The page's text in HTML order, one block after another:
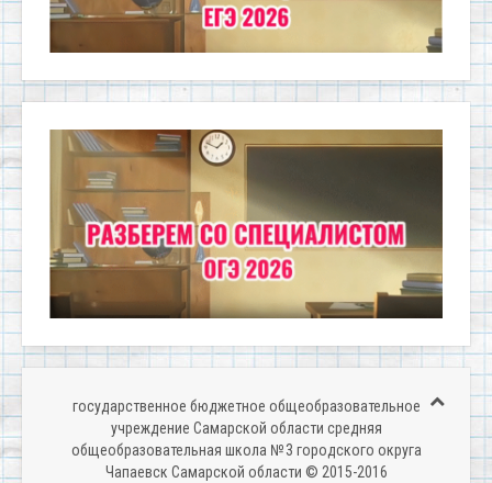
государственное бюджетное общеобразовательное
учреждение Самарской области средняя
общеобразовательная школа № 3 городского округа
Чапаевск Самарской области © 2015-2016